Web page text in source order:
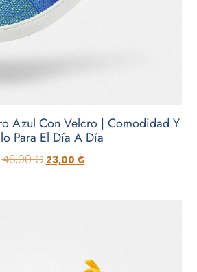
Azul Con Velcro | Comodidad Y
Para El Día A Día
46,00€ 23,00 €